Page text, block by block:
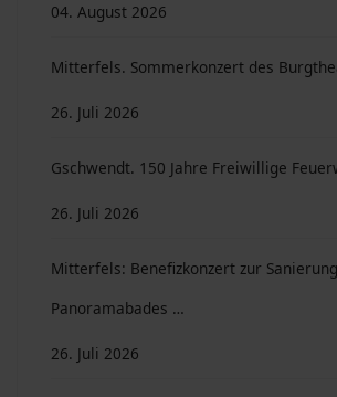
04. August 2026
Mitterfels. Sommerkonzert des
26. Juli 2026
Gschwendt. 150 Jahre Freiwillige
26. Juli 2026
Mitterfels: Benefizkonzert zur
Panoramabades …
26. Juli 2026